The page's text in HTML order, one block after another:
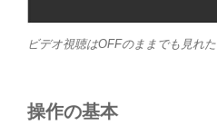
ビデオ視聴はOFFのままでも見れた
操作の基本